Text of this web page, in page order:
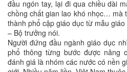
đầu ngón tay, lại đi qua chiều dài
chồng chất gian lao khó nhọc… mà
thành phổ cập giáo dục từ mẫu
– Bộ trưởng nói.
Người đứng đầu ngành giáo dục
phổ thông từng bước được nâng
đánh giá là nhóm các nước có nền